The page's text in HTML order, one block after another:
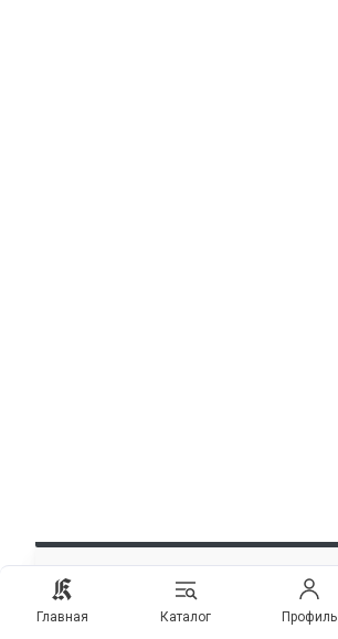
Телефоны для заказа
входных дверей
Главная Каталог Профиль